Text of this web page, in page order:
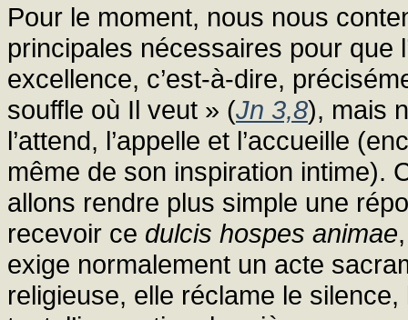
Pour le moment, nous nous
principales nécessaires pour que
excellence, c’est-à-dire,
souffle où Il veut » (Jn 3,8), mais
l’attend, l’appelle et l’accueille
même de son inspiration intime).
allons rendre plus simple une
recevoir ce dulcis hospes animae
exige normalement un acte
religieuse, elle réclame le